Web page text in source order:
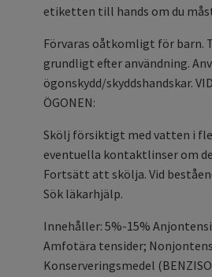
etiketten till hands om du
Förvaras oåtkomligt för barn.
grundligt efter användning.
ögonskydd/skyddshandskar.
ÖGONEN:
Skölj försiktigt med vatten i
eventuella kontaktlinser om
Fortsätt att skölja. Vid
Sök läkarhjälp.
Innehåller: 5%-15%
Amfotära tensider;
Konserveringsmedel